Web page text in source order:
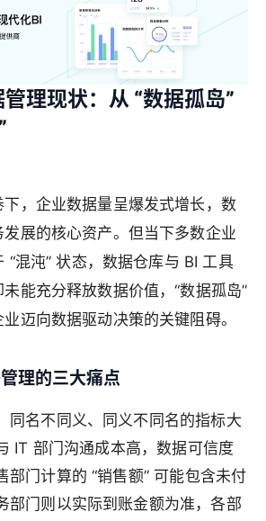
理现状：从 “数据孤岛”
，企业数据量呈爆发式增长，数
展的核心资产。但当下多数企业
“混沌” 状态，数据仓库与 BI 工具
能充分释放数据价值，“数据孤岛”
迈向数据驱动决策的关键阻碍。
理的三大痛点
同名不同义、同义不同名的指标大
IT 部门沟通成本高，数据可信度
部门计算的 “销售额” 可能包含未付
部门则以实际到账金额为准，各部